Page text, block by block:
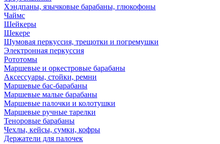
Хэндпаны, язычковые барабаны, глюкофоны
Чаймс
Шейкеры
Шекере
Шумовая перкуссия, трещотки и погремушки
Электронная перкуссия
Рототомы
Маршевые и оркестровые барабаны
Аксессуары, стойки, ремни
Маршевые бас-барабаны
Маршевые малые барабаны
Маршевые палочки и колотушки
Маршевые ручные тарелки
Теноровые барабаны
Чехлы, кейсы, сумки, кофры
Держатели для палочек